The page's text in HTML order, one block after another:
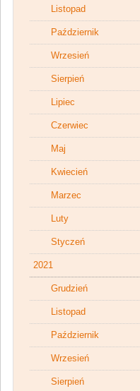
Listopad
Październik
Wrzesień
Sierpień
Lipiec
Czerwiec
Maj
Kwiecień
Marzec
Luty
Styczeń
2021
Grudzień
Listopad
Październik
Wrzesień
Sierpień